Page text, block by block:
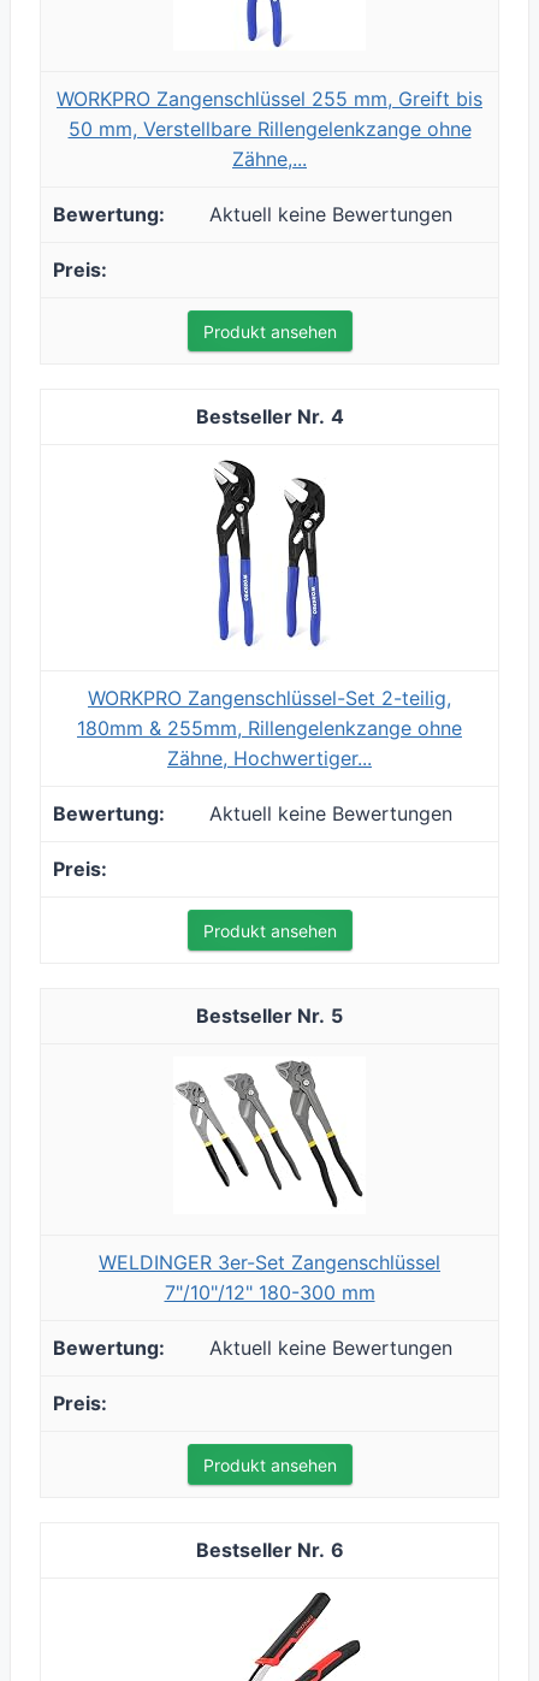
WORKPRO Zangenschlüssel 255 mm, Greift bis
50 mm, Verstellbare Rillengelenkzange ohne
Zähne,...
Aktuell keine Bewertungen
Produkt ansehen
4
WORKPRO Zangenschlüssel-Set 2-teilig,
180mm & 255mm, Rillengelenkzange ohne
Zähne, Hochwertiger...
Aktuell keine Bewertungen
Produkt ansehen
5
WELDINGER 3er-Set Zangenschlüssel
7"/10"/12" 180-300 mm
Aktuell keine Bewertungen
Produkt ansehen
6